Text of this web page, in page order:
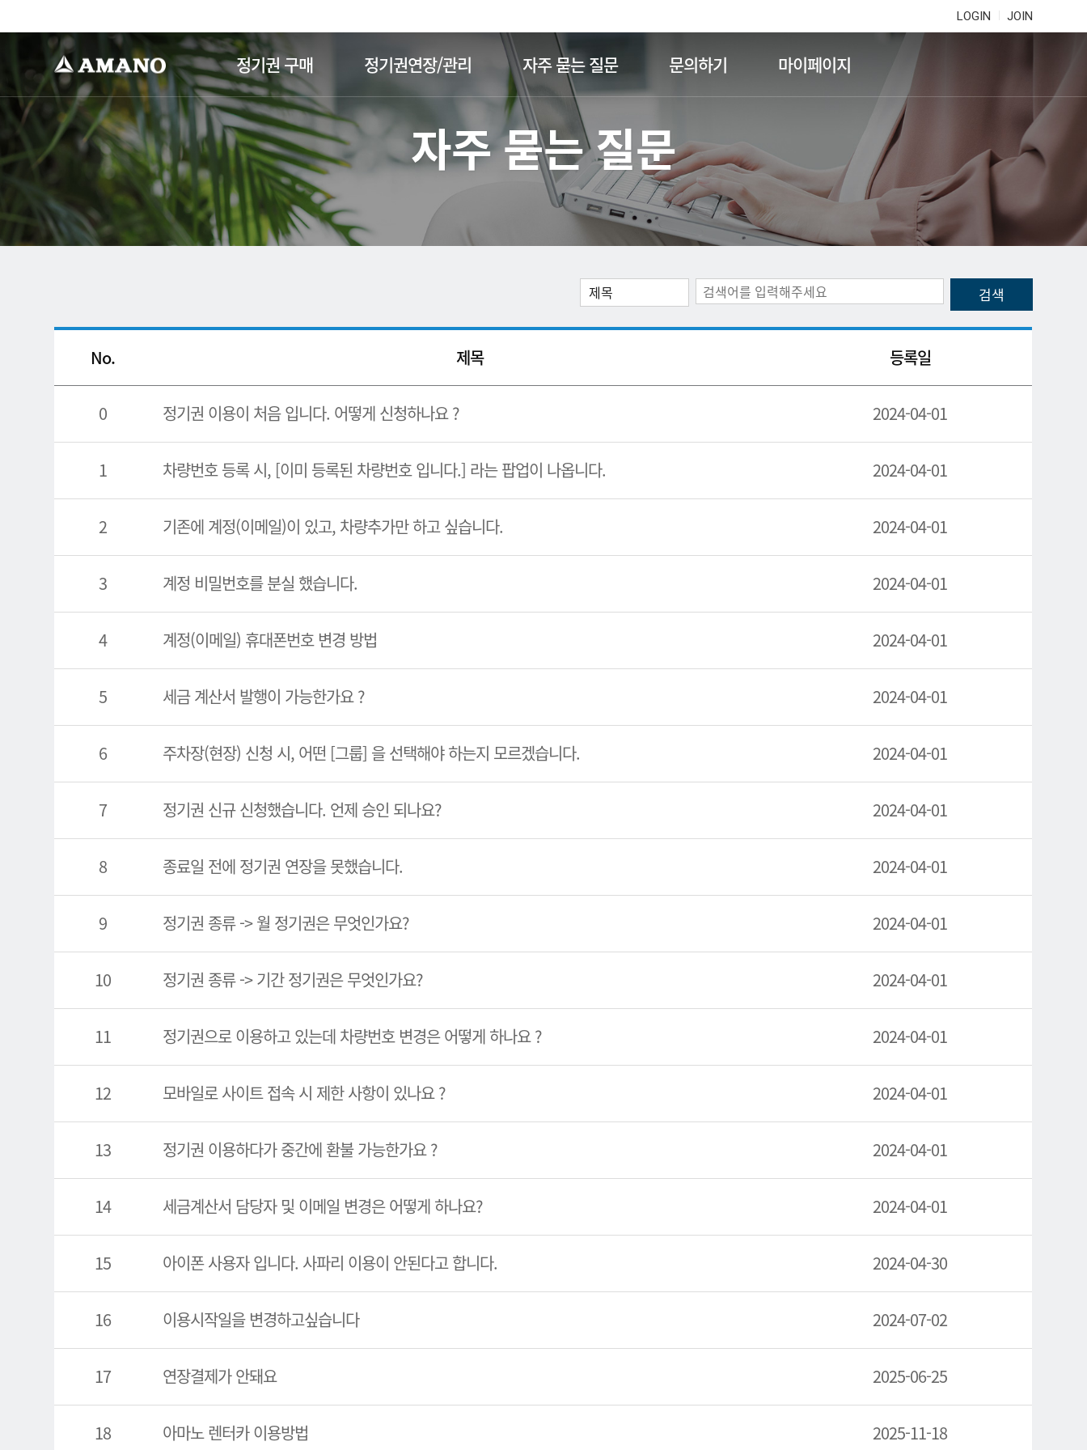
LOGIN JOIN
정기권 구매 정기권연장/관리 자주 묻는 질문 문의하기 마이페이지
자주 묻는 질문
No. 제목 등록일
0 정기권 이용이 처음 입니다. 어떻게 신청하나요 ? 2024-04-01
1 차량번호 등록 시, [이미 등록된 차량번호 입니다.] 라는 팝업이 나옵니다. 2024-04-01
2 기존에 계정(이메일)이 있고, 차량추가만 하고 싶습니다. 2024-04-01
3 계정 비밀번호를 분실 했습니다. 2024-04-01
4 계정(이메일) 휴대폰번호 변경 방법 2024-04-01
5 세금 계산서 발행이 가능한가요 ? 2024-04-01
6 주차장(현장) 신청 시, 어떤 [그룹] 을 선택해야 하는지 모르겠습니다. 2024-04-01
7 정기권 신규 신청했습니다. 언제 승인 되나요? 2024-04-01
8 종료일 전에 정기권 연장을 못했습니다. 2024-04-01
9 정기권 종류 -> 월 정기권은 무엇인가요? 2024-04-01
10 정기권 종류 -> 기간 정기권은 무엇인가요? 2024-04-01
11 정기권으로 이용하고 있는데 차량번호 변경은 어떻게 하나요 ? 2024-04-01
12 모바일로 사이트 접속 시 제한 사항이 있나요 ? 2024-04-01
13 정기권 이용하다가 중간에 환불 가능한가요 ? 2024-04-01
14 세금계산서 담당자 및 이메일 변경은 어떻게 하나요? 2024-04-01
15 아이폰 사용자 입니다. 사파리 이용이 안된다고 합니다. 2024-04-30
16 이용시작일을 변경하고싶습니다 2024-07-02
17 연장결제가 안돼요 2025-06-25
18 아마노 렌터카 이용방법 2025-11-18